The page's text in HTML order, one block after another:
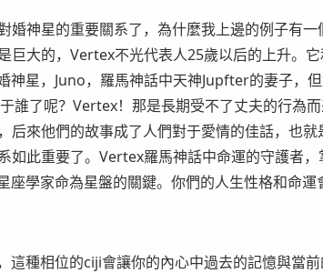
神星的重要關系了，為什麼我上邊的例子有一
巨大的，Vertex不光代表人25歲以后的上升。
神星，Juno，羅馬神話中天神Jupfter的妻子，
誰了呢？Vertex！那是長期受不了丈夫的行為
后來他們的故事成了人們對于愛情的佳話，也
如此重要了。Vertex羅馬神話中命運的守護者
座學家命為星盤的關鍵。你們的人生性格和命運
種相位的ciji會讓你的內心中過去的記憶與當前